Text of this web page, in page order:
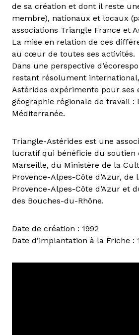
de sa création et dont il reste
membre), nationaux et locaux
associations Triangle France et
La mise en relation de ces
au cœur de toutes ses activités.
Dans une perspective
restant résolument
Astérides expérimente pour ses
géographie régionale de travail :
Méditerranée.
Triangle-Astérides est une
lucratif qui bénéficie du soutien
Marseille, du Ministère de la
Provence-Alpes-Côte d’Azur, de
Provence-Alpes-Côte d’Azur et
des Bouches-du-Rhône.
Date de création : 1992
Date d’implantation à la Friche :